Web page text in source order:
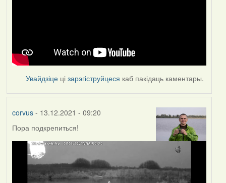
Увайдзіце цізарэгіструйцеся каб пакідаць каментары.
corvus- 13.12.2021 - 09:20
Пора подкрепиться!